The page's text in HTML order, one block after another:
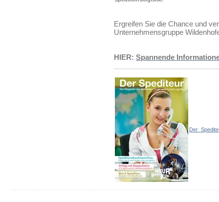
Ergreifen Sie die Chance und
Unternehmensgruppe
HIER: Spannende